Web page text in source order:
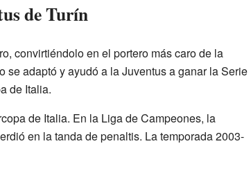
de Turín
convirtiéndolo en el portero más caro de la
adaptó y ayudó a la Juventus a ganar la Serie
de Italia.
de Italia. En la Liga de Campeones, la
en la tanda de penaltis. La temporada 2003-